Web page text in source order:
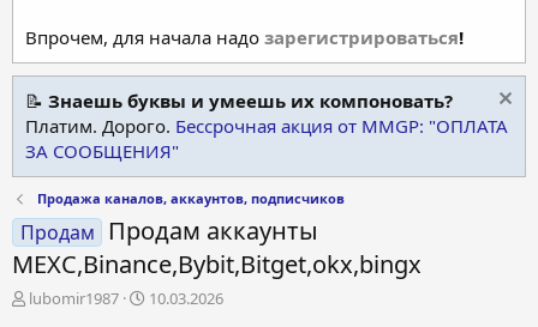
Впрочем, для начала надо зарегистрироваться!
📝 Знаешь буквы и умеешь их компоновать?
Платим. Дорого. Бессрочная акция от MMGP: "ОПЛАТА
ЗА СООБЩЕНИЯ"
Продажа каналов, аккаунтов, подписчиков
Продам
Продам аккаунты
MEXC,Binance,Bybit,Bitget,okx,bingx
А
lubomir1987
Д
10.03.2026